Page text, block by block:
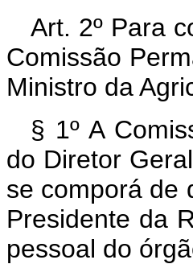
Art. 2º Para
Comissão
Ministro da
§ 1º A
do Diretor
se comporá de
Presidente da
pessoal do